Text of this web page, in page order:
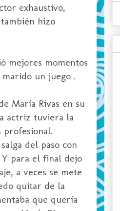
exhaustivo,
hizo
mejores momentos
un juego .
María Rivas en su
actriz tuviera la
profesional.
del paso con
para el final dejo
a veces se mete
quitar de la
que quería